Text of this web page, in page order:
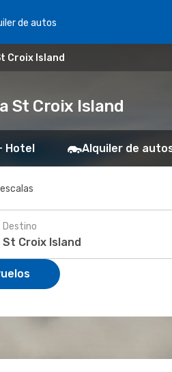
de autos
Croix Island
St Croix Island
Hotel Alquiler de
Destino